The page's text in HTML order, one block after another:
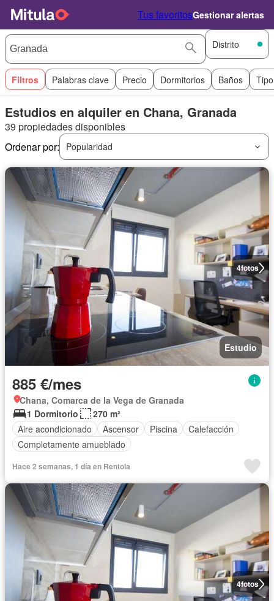
Tus favoritosGestionar alertas
Distrito
Filtros Palabras clave Precio Dormitorios Baños
Estudios en alquiler en Chana, Granada
39 propiedades disponibles
Ordenar por:
Popularidad
4fotos
Estudio
885 €/mes
Chana, Comarca de la Vega de Granada
1 Dormitorio
270 m²
Aire acondicionado
Ascensor Piscina
Calefacción
Completamente amueblado
Hace 2 semanas, 1 día en Rentola
4fotos